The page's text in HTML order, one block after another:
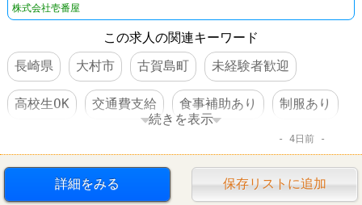
株式会社壱番屋
この求人の関連キーワード
長崎県
大村市 古賀島町 未経験者歓迎
高校生OK 交通費支給 食事補助あり 制服あり
ファーストフード CoCo壱番屋
続きを表示
4日前
詳細をみる 保存リストに追加